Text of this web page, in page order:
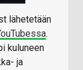
lähetetään
.
kuluneen
ja